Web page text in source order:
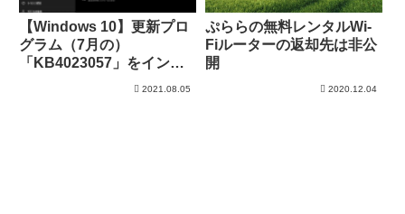
【Windows 10】更新プロ
グラム（7月の）
「KB4023057」をインス
2021.08.05
ぷららの無料レンタルWi-
Fiルーターの返却先は非公
開
2020.12.04